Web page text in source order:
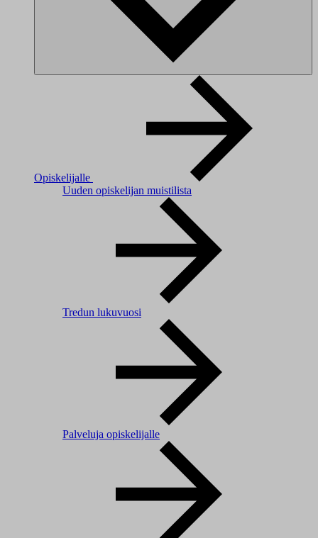
Opiskelijalle
Uuden opiskelijan muistilista
Tredun lukuvuosi
Palveluja opiskelijalle